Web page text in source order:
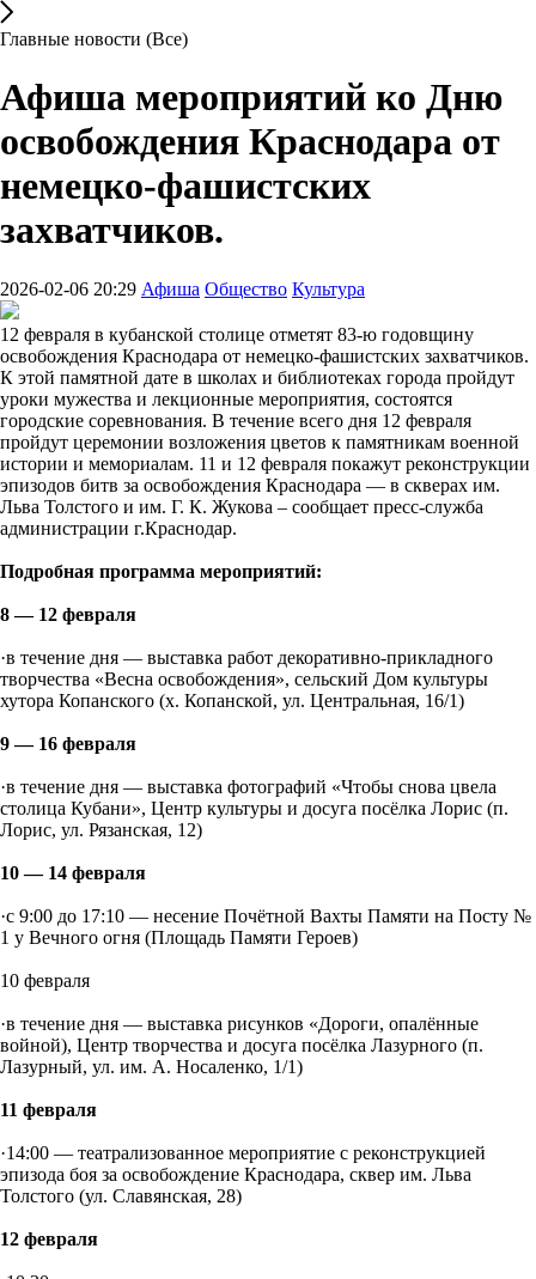
Главные новости (Все)
Афиша мероприятий ко Дню
освобождения Краснодара от
немецко-фашистских
захватчиков.
2026-02-06 20:29 Афиша Общество Культура
12 февраля в кубанской столице отметят 83-ю годовщину
освобождения Краснодара от немецко-фашистских захватчиков.
К этой памятной дате в школах и библиотеках города пройдут
уроки мужества и лекционные мероприятия, состоятся
городские соревнования. В течение всего дня 12 февраля
пройдут церемонии возложения цветов к памятникам военной
истории и мемориалам. 11 и 12 февраля покажут реконструкции
эпизодов битв за освобождения Краснодара — в скверах им.
Льва Толстого и им. Г. К. Жукова – сообщает пресс-служба
администрации г.Краснодар.
Подробная программа мероприятий:
8 — 12 февраля
·в течение дня — выставка работ декоративно-прикладного
творчества «Весна освобождения», сельский Дом культуры
хутора Копанского (х. Копанской, ул. Центральная, 16/1)
9 — 16 февраля
·в течение дня — выставка фотографий «Чтобы снова цвела
столица Кубани», Центр культуры и досуга посёлка Лорис (п.
Лорис, ул. Рязанская, 12)
10 — 14 февраля
·с 9:00 до 17:10 — несение Почётной Вахты Памяти на Посту №
1 у Вечного огня (Площадь Памяти Героев)
10 февраля
·в течение дня — выставка рисунков «Дороги, опалённые
войной), Центр творчества и досуга посёлка Лазурного (п.
Лазурный, ул. им. А. Носаленко, 1/1)
11 февраля
·14:00 — театрализованное мероприятие с реконструкцией
эпизода боя за освобождение Краснодара, сквер им. Льва
Толстого (ул. Славянская, 28)
12 февраля